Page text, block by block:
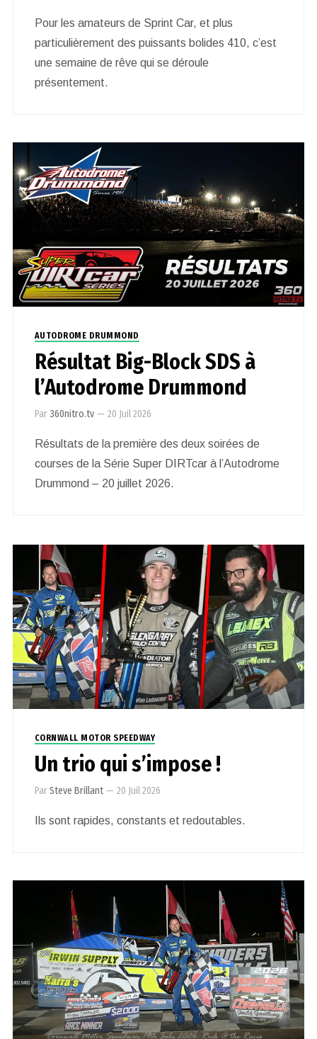
Pour les amateurs de Sprint Car, et plus
particulièrement des puissants bolides 410, c’est
une semaine de rêve qui se déroule
présentement.
AUTODROME DRUMMOND
Résultat Big-Block SDS à
l’Autodrome Drummond
Par360nitro.tv — 20 Juil 2026
Résultats de la première des deux soirées de
courses de la Série Super DIRTcar à l’Autodrome
Drummond – 20 juillet 2026.
CORNWALL MOTOR SPEEDWAY
Un trio qui s’impose !
ParSteve Brillant — 20 Juil 2026
Ils sont rapides, constants et redoutables.